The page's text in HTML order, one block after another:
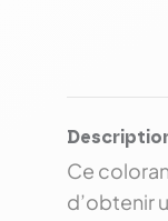
Ce
d’obtenir